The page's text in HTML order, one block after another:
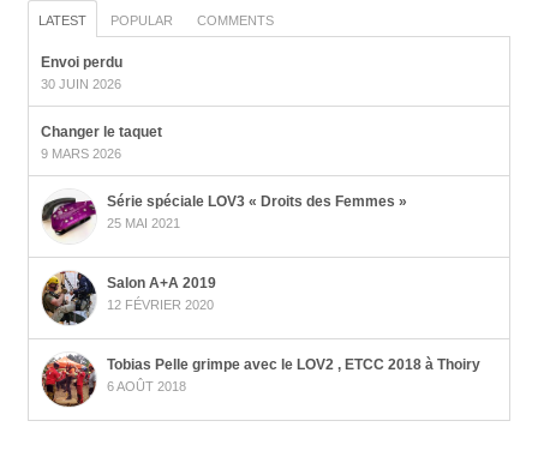
LATEST POPULAR COMMENTS
Envoi perdu
30 JUIN 2026
Changer le taquet
9 MARS 2026
Série spéciale LOV3 « Droits des Femmes »
25 MAI 2021
Salon A+A 2019
12 FÉVRIER 2020
Tobias Pelle grimpe avec le LOV2 , ETCC 2018 à Thoiry
6 AOÛT 2018